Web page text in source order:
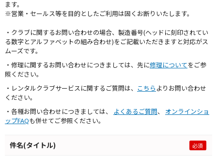
ます。
※営業・セールス等を目的としたご利用は固くお断りいたします。
・クラブに関するお問い合わせの場合、製造番号(ヘッドに刻印されてい
る数字とアルファベットの組み合わせ)をご記載いただきますと対応がス
ムーズです。
・修理に関するお問い合わせにつきましては、先に修理についてをご参
照ください。
・レンタルクラブサービスに関するご質問は、 こちら よりお問い合わせ
ください。
・各種お問い合わせにつきましては、
よくあるご質問、 オンラインショ
ップFAQも併せてご参照ください。
件名(タイトル)